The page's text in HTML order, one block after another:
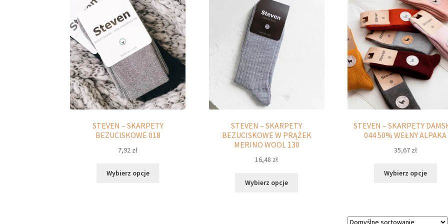
Opcje
można
wybrać
na
stronie
produktu
STEVEN – SKARPETY
BEZUCISKOWE 018
7,92 zł
Wybierz opcje
STEVEN – SKARPETY
BEZUCISKOWE W PRĄŻEK
MERINO WOOL 130
16,48 zł
Wybierz opcje
STEVEN – SKARPETY
044 50% WEŁNY ALPAKA
35,67 zł
Wybierz opcje